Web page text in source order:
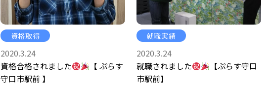
資格取得
2020.3.24
資格合格されました
【 ぷらす
守口市駅前 】
就職実績
2020.3.24
就職されました
【ぷらす守口
市駅前】